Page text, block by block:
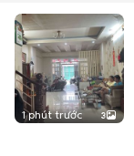
1 phút trước 3